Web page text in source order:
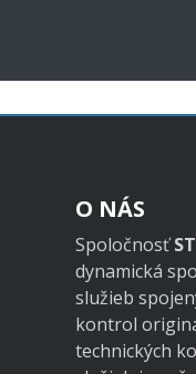
O NÁS
Spoločnosť
dynamická
služieb
kontrol
technických